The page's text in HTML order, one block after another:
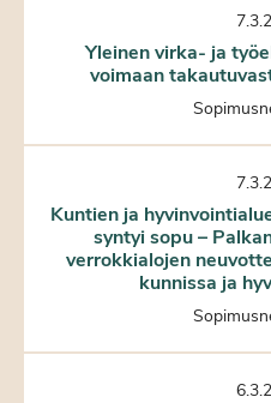
Yleinen virka- ja
voimaan
Kuntien ja
syntyi sopu –
verrokkialojen
kunnissa ja